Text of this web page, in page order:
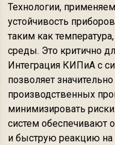
Технологии,
устойчивость
таким как
среды. Это критично
Интеграция КИПиА с
позволяет
производственных
минимизировать
систем обеспечивают
и быструю реакцию на